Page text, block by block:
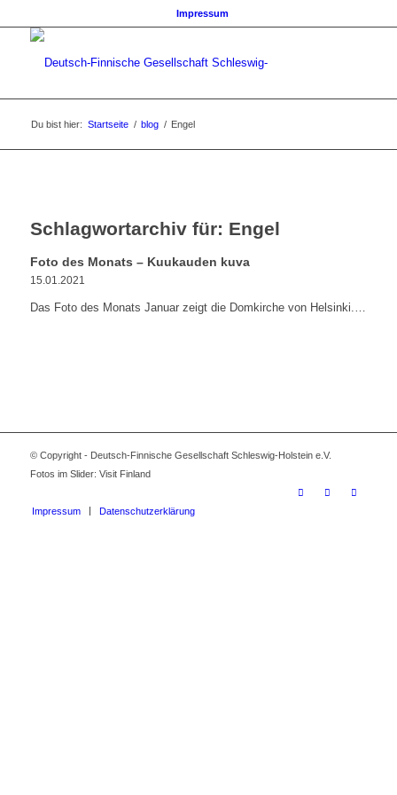
Impressum
Du bist hier: Startseite / blog / Engel
Schlagwortarchiv für: Engel
Foto des Monats – Kuukauden kuva
15.01.2021
Das Foto des Monats Januar zeigt die Domkirche von Helsinki.…
© Copyright - Deutsch-Finnische Gesellschaft Schleswig-Holstein e.V.
Fotos im Slider: Visit Finland
Impressum Datenschutzerklärung